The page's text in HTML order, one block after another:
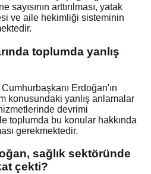
sayısının arttırılması, yatak
ve aile hekimliği sisteminin
toplumda yanlış
Cumhurbaşkanı Erdoğan'ın
konusundaki yanlış anlamalar
devrimi
toplumda bu konular hakkında
gerekmektedir.
sağlık sektöründe
çekti?